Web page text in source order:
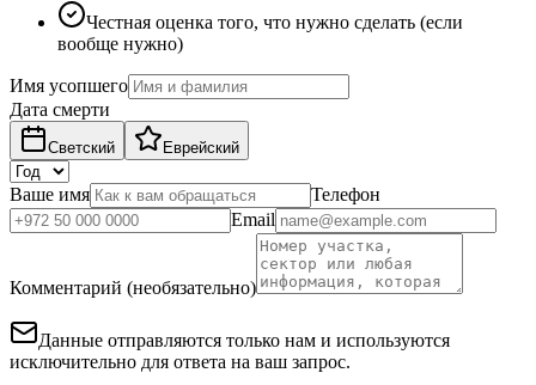
Честная оценка того, что нужно сделать (если
вообще нужно)
Имя усопшего
Дата смерти
Светский Еврейский
Ваше имя
Телефон
Email
Комментарий (необязательно)
Данные отправляются только нам и используются
исключительно для ответа на ваш запрос.